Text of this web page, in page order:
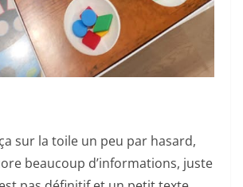
sur la toile un peu par hasard,
beaucoup d’informations, juste